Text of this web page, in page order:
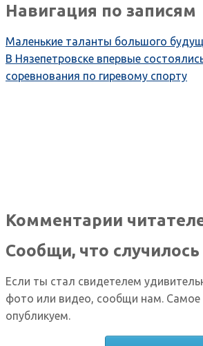
Навигация по записям
Маленькие таланты большого
В Нязепетровске впервые
соревнования по гиревому спорту
Комментарии
Сообщи, что случилось
Если ты стал свидетелем
фото или видео, сообщи нам. Самое
опубликуем.